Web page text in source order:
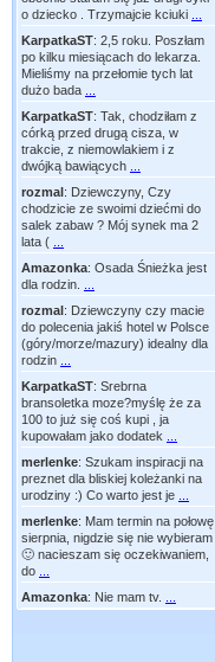
o dziecko . Trzymajcie kciuki
KarpatkaST: 2,5 roku. Poszłam
po kilku miesiącach do lekarza.
Mieliśmy na przełomie tych lat
dużo bada
KarpatkaST: Tak, chodziłam z
córką przed drugą cisza, w
trakcie, z niemowlakiem i z
dwójką bawiących
rozmal: Dziewczyny, Czy
chodzicie ze swoimi dziećmi do
salek zabaw ? Mój synek ma 2
lata (
Amazonka: Osada Śnieżka jest
dla rodzin.
rozmal: Dziewczyny czy macie
do polecenia jakiś hotel w Polsce
(góry/morze/mazury) idealny dla
rodzin
KarpatkaST: Srebrna
bransoletka moze?myślę że za
100 to już się coś kupi , ja
kupowałam jako dodatek
merlenke: Szukam inspiracji na
preznet dla bliskiej koleżanki na
urodziny :) Co warto jest je
merlenke: Mam termin na połowę
sierpnia, nigdzie się nie wybieram
🙂 nacieszam się oczekiwaniem,
do
Amazonka: Nie mam tv.